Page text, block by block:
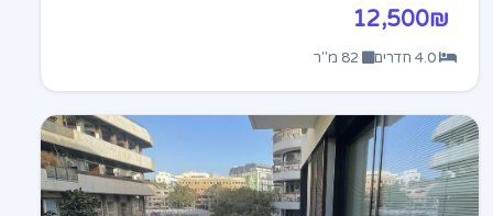
12,500₪